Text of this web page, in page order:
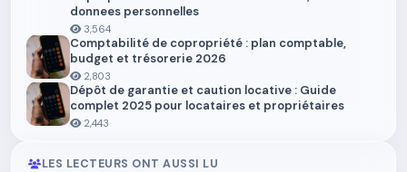
donnees personnelles
3,564
Comptabilité de copropriété : plan comptable,
budget et trésorerie 2026
2,803
Dépôt de garantie et caution locative : Guide
complet 2025 pour locataires et propriétaires
2,443
LES LECTEURS ONT AUSSI LU